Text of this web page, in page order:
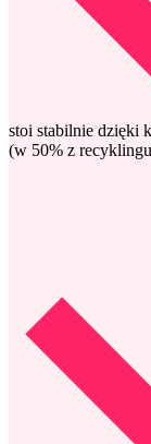
stoi stabilnie dzięki
(w 50% z